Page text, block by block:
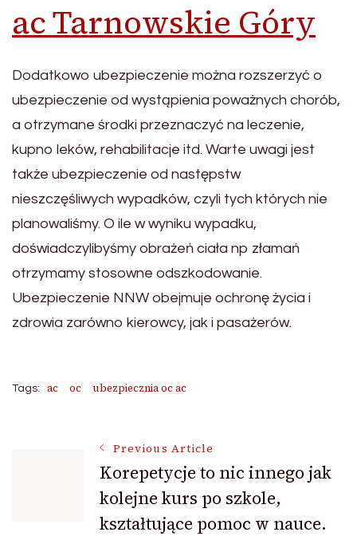
ac Tarnowskie Góry
Dodatkowo ubezpieczenie można rozszerzyć o
ubezpieczenie od wystąpienia poważnych chorób,
a otrzymane środki przeznaczyć na leczenie,
kupno leków, rehabilitacje itd. Warte uwagi jest
także ubezpieczenie od następstw
nieszczęśliwych wypadków, czyli tych których nie
planowaliśmy. O ile w wyniku wypadku,
doświadczylibyśmy obrażeń ciała np złamań
otrzymamy stosowne odszkodowanie.
Ubezpieczenie NNW obejmuje ochronę życia i
zdrowia zarówno kierowcy, jak i pasażerów.
Tags: ac oc ubezpiecznia oc ac
Navigation
Previous Article
Korepetycje to nic innego jak
kolejne kurs po szkole,
kształtujące pomoc w nauce.